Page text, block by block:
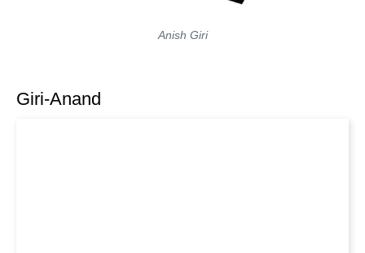
Anish Giri
Giri-Anand